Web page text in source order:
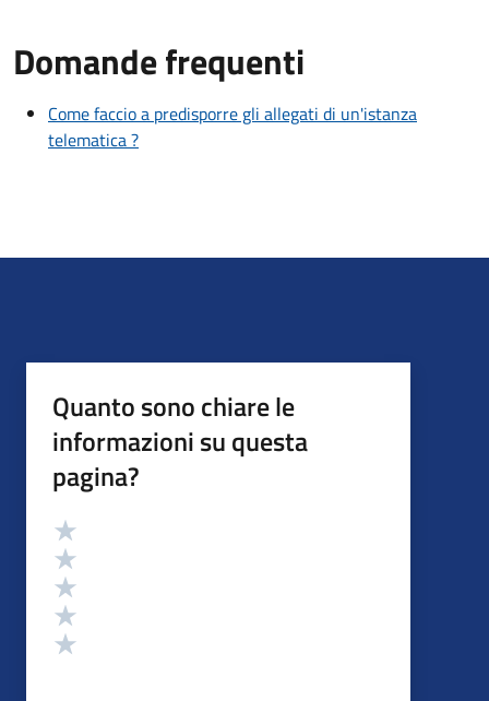
Domande frequenti
Come faccio a predisporre gli allegati di un'istanza
telematica ?
Quanto sono chiare le
informazioni su questa
pagina?
Valutazione